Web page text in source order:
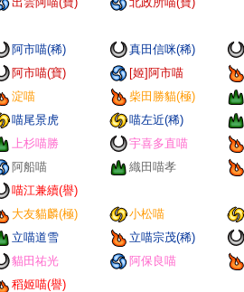
阿市喵(稀)
真田信咪(稀)
阿市喵(寶)
[姬]阿市喵
淀喵
柴田勝貓(極)
喵尾景虎
喵左近(稀)
上杉喵勝
宇喜多直喵
阿船喵
織田喵孝
喵江兼續(譽)
大友貓麟(極)
小松喵
立喵道雪
立喵宗茂(稀)
貓田祐光
阿保良喵
稻姬喵(譽)